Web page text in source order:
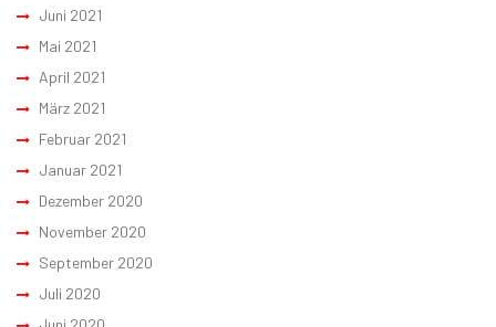
Juni 2021
Mai 2021
April 2021
März 2021
Februar 2021
Januar 2021
Dezember 2020
November 2020
September 2020
Juli 2020